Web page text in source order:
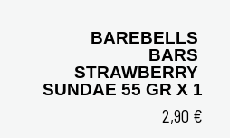
BAREBELLS
BARS
STRAWBERRY
SUNDAE 55 GR X 1
2,90 €